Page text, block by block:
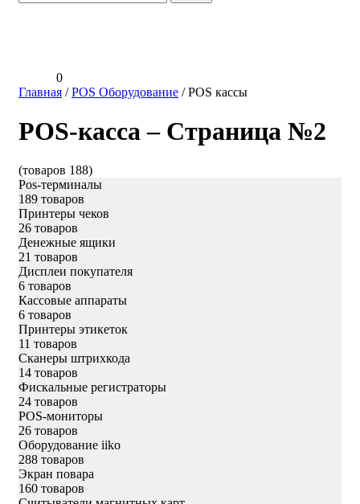
0
Главная /POS Оборудование /POS кассы
POS-касса – Страница №2
(товаров 188)
Pos-терминалы
189 товаров
Принтеры чеков
26 товаров
Денежные ящики
21 товаров
Дисплеи покупателя
6 товаров
Кассовые аппараты
6 товаров
Принтеры этикеток
11 товаров
Сканеры штрихкода
14 товаров
Фискальные регистраторы
24 товаров
POS-мониторы
26 товаров
Оборудование iiko
288 товаров
Экран повара
160 товаров